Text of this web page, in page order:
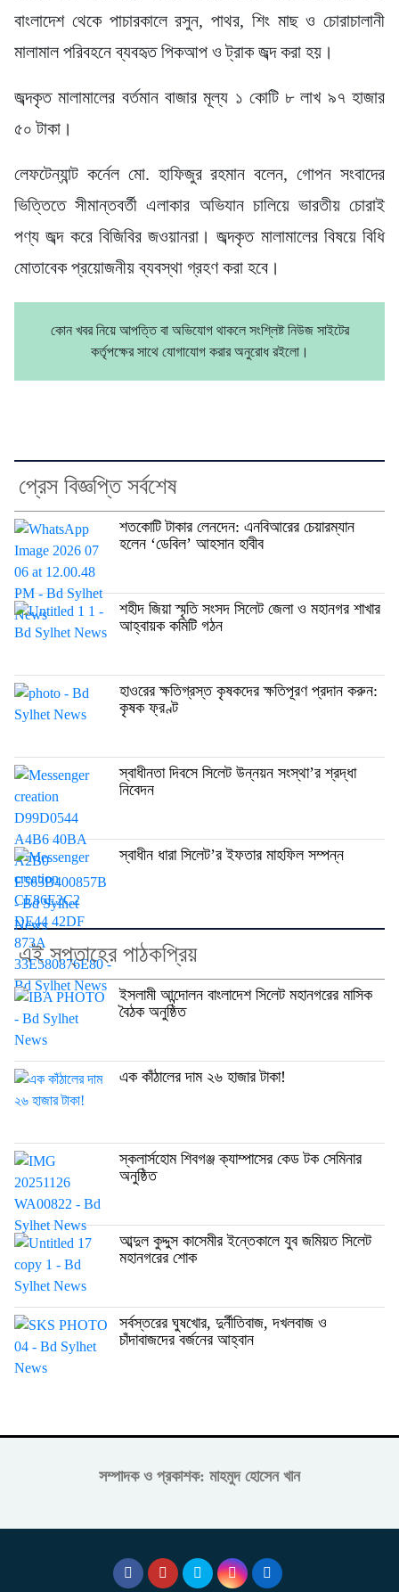
বাংলাদেশ থেকে পাচারকালে রসুন, পাথর, শিং মাছ ও চোরাচালানী
মালামাল পরিবহনে ব্যবহৃত পিকআপ ও ট্রাক জব্দ করা হয়।
জব্দকৃত মালামালের বর্তমান বাজার মূল্য ১ কোটি ৮ লাখ ৯৭ হাজার
৫০ টাকা।
লেফটেন্যান্ট কর্নেল মো. হাফিজুর রহমান বলেন, গোপন সংবাদের
ভিত্তিতে সীমান্তবর্তী এলাকার অভিযান চালিয়ে ভারতীয় চোরাই
পণ্য জব্দ করে বিজিবির জওয়ানরা। জব্দকৃত মালামালের বিষয়ে বিধি
মোতাবেক প্রয়োজনীয় ব্যবস্থা গ্রহণ করা হবে।
কোন খবর নিয়ে আপত্তি বা অভিযোগ থাকলে সংশ্লিষ্ট নিউজ সাইটের
কর্তৃপক্ষের সাথে যোগাযোগ করার অনুরোধ রইলো।
প্রেস বিজ্ঞপ্তি সর্বশেষ
শতকোটি টাকার লেনদেন: এনবিআরের চেয়ারম্যান
হলেন ‘ডেবিল’ আহসান হাবীব
শহীদ জিয়া স্মৃতি সংসদ সিলেট জেলা ও মহানগর শাখার
আহ্বায়ক কমিটি গঠন
হাওরের ক্ষতিগ্রস্ত কৃষকদের ক্ষতিপূরণ প্রদান করুন:
কৃষক ফ্রণ্ট
স্বাধীনতা দিবসে সিলেট উন্নয়ন সংস্থা’র শ্রদ্ধা
নিবেদন
স্বাধীন ধারা সিলেট’র ইফতার মাহফিল সম্পন্ন
এই সপ্তাহের পাঠকপ্রিয়
ইসলামী আন্দোলন বাংলাদেশ সিলেট মহানগরের মাসিক
বৈঠক অনুষ্ঠিত
এক কাঁঠালের দাম ২৬ হাজার টাকা!
স্কলার্সহোম শিবগঞ্জ ক্যাম্পাসের কেড টক সেমিনার
অনুষ্ঠিত
আব্দুল কুদ্দুস কাসেমীর ইন্তেকালে যুব জমিয়ত সিলেট
মহানগরের শোক
সর্বস্তরের ঘুষখোর, দুর্নীতিবাজ, দখলবাজ ও
চাঁদাবাজদের বর্জনের আহ্বান
সম্পাদক ও প্রকাশক: মাহমুদ হোসেন খান